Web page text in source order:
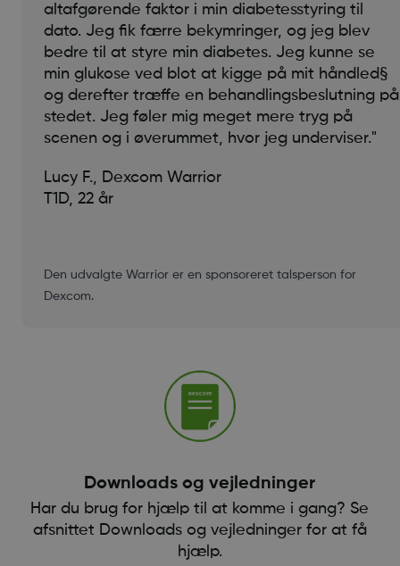
altafgørende faktor i min diabetesstyring til
dato. Jeg fik færre bekymringer, og jeg blev
bedre til at styre min diabetes. Jeg kunne se
min glukose ved blot at kigge på mit håndled§
og derefter træffe en behandlingsbeslutning på
stedet. Jeg føler mig meget mere tryg på
scenen og i øverummet, hvor jeg underviser."
Lucy F., Dexcom Warrior
T1D, 22 år
Den udvalgte Warrior er en sponsoreret talsperson for
Dexcom.
Downloads og vejledninger
Har du brug for hjælp til at komme i gang? Se
afsnittet Downloads og vejledninger for at få
hjælp.